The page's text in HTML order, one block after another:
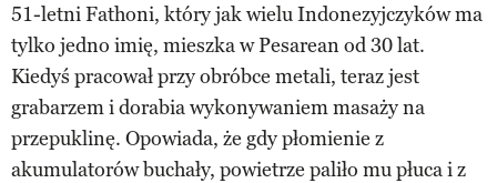
51-letni Fathoni, który jak wielu Indonezyjczyków ma
tylko jedno imię, mieszka w Pesarean od 30 lat.
Kiedyś pracował przy obróbce metali, teraz jest
grabarzem i dorabia wykonywaniem masaży na
przepuklinę. Opowiada, że gdy płomienie z
akumulatorów buchały, powietrze paliło mu płuca i z